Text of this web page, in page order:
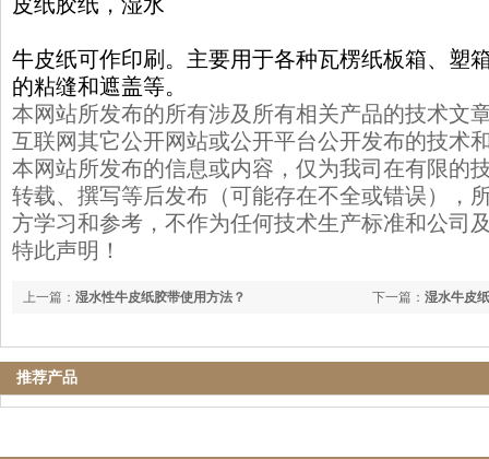
牛皮纸可作印刷。主要用于各种瓦楞纸板箱、塑
的粘缝和遮盖等。
本网站所发布的所有涉及所有相关产品的技术文
互联网其它公开网站或公开平台公开发布的技术
本网站所发布的信息或内容，仅为我司在有限的
转载、撰写等后发布（可能存在不全或错误），
方学习和参考，不作为任何技术生产标准和公司
特此声明！
下一篇： 湿水牛皮
上一篇： 湿水性牛皮纸胶带使用方法？
推荐产品